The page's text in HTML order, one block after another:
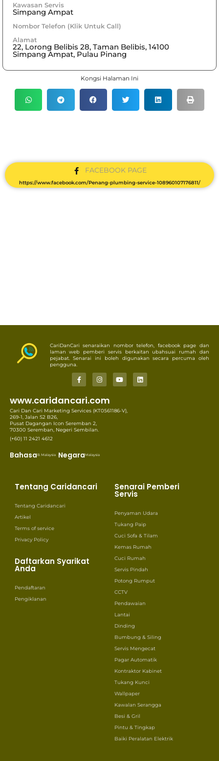
Kawasan Servis
Simpang Ampat
Nombor Telefon (Klik Untuk Call)
Alamat
22, Lorong Belibis 28, Taman Belibis, 14100
Simpang Ampat, Pulau Pinang
Kongsi Halaman Ini
FACEBOOK PAGE
https://www.facebook.com/Penang-plumbing-service-108960107176811/
CariDanCari senaraikan nombor telefon, facebook page dan
laman web pemberi servis berkaitan ubahsuai rumah dan
pejabat. Senarai ini boleh digunakan secara percuma oleh
pengguna.
www.caridancari.com
Cari Dan Cari Marketing Services (KT0561186-V),
269-1, Jalan S2 B26,
Pusat Dagangan Icon Seremban 2,
70300 Seremban, Negeri Sembilan.
(+60) 11 2421 4612
BahasaB. Malaysia NegaraMalaysia
Tentang Caridancari
Tentang Caridancari
Artikel
Terms of service
Privacy Policy
Daftarkan Syarikat
Anda
Pendaftaran
Pengiklanan
Senarai Pemberi
Servis
Penyaman Udara
Tukang Paip
Cuci Sofa & Tilam
Kemas Rumah
Cuci Rumah
Servis Pindah
Potong Rumput
CCTV
Pendawaian
Lantai
Dinding
Bumbung & Siling
Servis Mengecat
Pagar Automatik
Kontraktor Kabinet
Tukang Kunci
Wallpaper
Kawalan Serangga
Besi & Gril
Pintu & Tingkap
Baiki Peralatan Elektrik